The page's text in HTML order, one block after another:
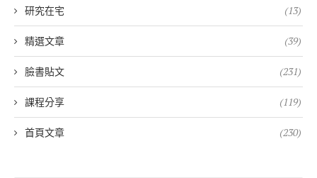
研究在宅 (13)
精選文章 (39)
臉書貼文 (231)
課程分享 (119)
首頁文章 (230)